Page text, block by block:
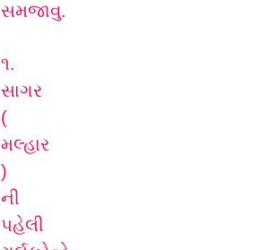
સમજાવુ.
૧.
સાગર
(
મલ્હાર
)
ની
પહેલી